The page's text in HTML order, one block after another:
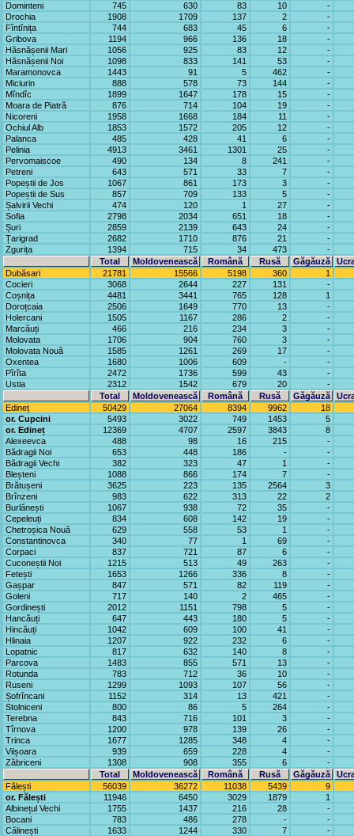
Dominteni
745 630 83 10
-
Drochia
1908 1709 137 2
-
Fîntînița
744 683 45 6
-
Gribova
1194 966 136 18
-
Hăsnășenii Mari
1056 925 83 12
-
Hăsnășenii Noi
1098 833 141 53
-
Maramonovca
1443 91 5 462
-
Miciurin
888 578 73 144
-
Mîndîc
1899 1647 178 15
-
Moara de Piatră
876 714 104 19
-
Nicoreni
1958 1668 184 11
-
Ochiul Alb
1853 1572 205 12
-
Palanca
485 428 41 6
-
Pelinia
4913 3461 1301 25
-
Pervomaiscoe
490 134 8 241
-
Petreni
643 571 33 7
-
Popeștii de Jos
1067 861 173 3
-
Popeștii de Sus
857 709 133 5
-
Șalvirii Vechi
474 120 1 27
-
Sofia
2798 2034 651 18
-
Șuri
2859 2139 643 24
-
Țarigrad
2682 1710 876 21
-
Zgurița
1394 715 34 473
-
Total
Moldovenească Română Rusă Găgăuză
Dubăsari
21781 15566 5198 360
1
Cocieri
3068 2644 227 131
-
Coșnița
4481 3441 765 128
1
Doroțcaia
2506 1649 770 13
-
Holercani
1505 1167 286 2
-
Marcăuți
466 216 234 3
-
Molovata
1706 904 760 3
-
Molovata Nouă
1585 1261 269 17
-
Oxentea
1680 1006 609 -
-
Pîrîta
2472 1736 599 43
-
Ustia
2312 1542 679 20
-
Total
Moldovenească Română Rusă Găgăuză
Edineț
50429 27064 8394 9962
18
or. Cupcini
5493 3022 749 1453
5
or. Edineț
12369 4707 2597 3843
8
Alexeevca
488 98 16 215
-
Bădragii Noi
653 448 186 -
-
Bădragii Vechi
382 323 47 1
-
Bleșteni
1088 866 174 7
-
Brătușeni
3625 223 135 2564
3
Brînzeni
983 622 313 22
2
Burlănești
1067 938 72 35
-
Cepeleuți
834 608 142 19
-
Chetroșica Nouă
629 558 53 1
-
Constantinovca
340 77 1 69
-
Corpaci
837 721 87 6
-
Cuconeștii Noi
1215 513 49 263
-
Fetești
1653 1266 336 8
-
Gașpar
847 571 82 119
-
Goleni
717 140 2 465
-
Gordinești
2012 1151 798 5
-
Hancăuți
647 443 180 5
-
Hincăuți
1042 609 100 41
-
Hlinaia
1207 922 232 6
-
Lopatnic
817 632 140 8
-
Parcova
1483 855 571 13
-
Rotunda
783 712 36 10
-
Ruseni
1299 1093 107 56
-
Șofrîncani
1152 314 13 421
-
Stolniceni
800 86 5 264
-
Terebna
843 716 101 3
-
Tîrnova
1200 978 139 26
-
Trinca
1677 1285 348 4
-
Viișoara
939 659 228 4
-
Zăbriceni
1308 908 355 6
-
Total
Moldovenească Română Rusă Găgăuză
Fălești
56039 36272 11038 5439
9
or. Fălești
11946 6450 3029 1879
1
Albinețul Vechi
1755 1437 216 28
-
Bocani
783 486 278 -
-
Călinești
1633 1244 330 7
-